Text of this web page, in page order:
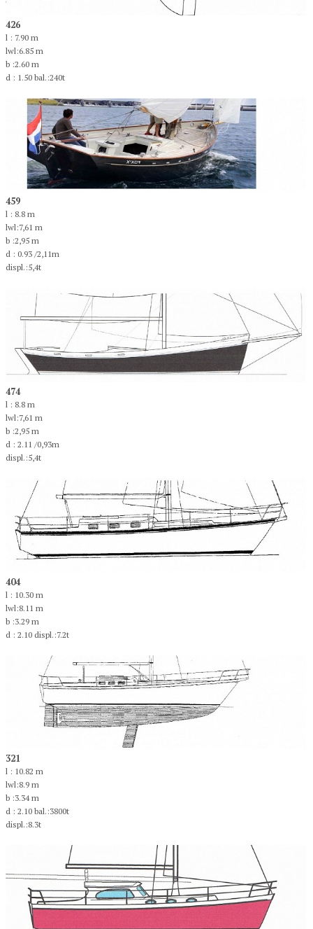
426
l : 7.90 m
lwl:6.85 m
b :2.60 m
d : 1.50 bal.:240t
459
l : 8.8 m
lwl:7,61 m
b :2,95 m
d : 0.93 /2,11m
displ.:5,4t
474
l : 8.8 m
lwl:7,61 m
b :2,95 m
d : 2.11 /0,93m
displ.:5,4t
404
l : 10.30 m
lwl:8.11 m
b :3.29 m
d : 2.10 displ.:7.2t
321
l : 10.82 m
lwl:8.9 m
b :3.34 m
d : 2.10 bal.:3800t
displ.:8.3t